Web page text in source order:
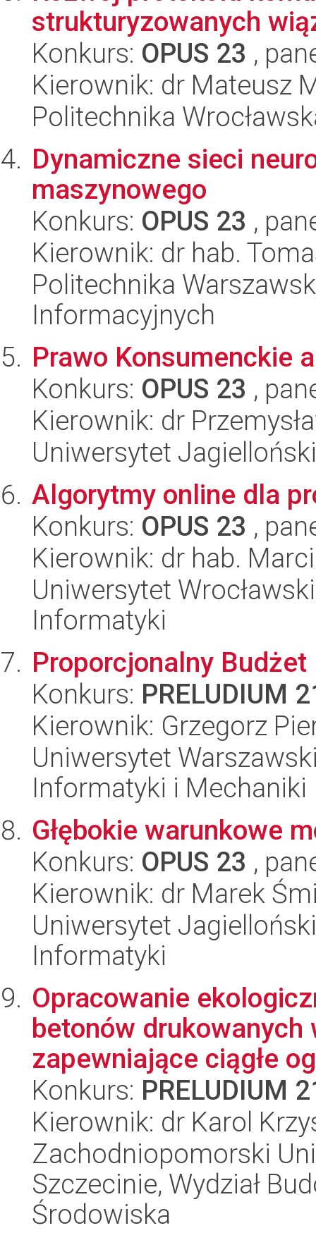
strukturyzowanych
Konkurs: OPUS 23 ,
Kierownik: dr Mateusz
Politechnika
Dynamiczne sieci
maszynowego
Konkurs: OPUS 23 ,
Kierownik: dr hab.
Politechnika
Informacyjnych
Prawo Konsumenckie
Konkurs: OPUS 23 ,
Kierownik: dr
Uniwersytet
Algorytmy online dla
Konkurs: OPUS 23 ,
Kierownik: dr hab.
Uniwersytet
Informatyki
Proporcjonalny
Konkurs: PRELUDIUM
Kierownik: Grzegorz
Uniwersytet
Informatyki i Mechaniki
Głębokie warunkowe
Konkurs: OPUS 23 ,
Kierownik: dr Marek
Uniwersytet
Informatyki
Opracowanie
betonów drukowanych
zapewniające ciągłe
Konkurs: PRELUDIUM
Kierownik: dr Karol
Zachodniopomorski
Szczecinie, Wydział
Środowiska